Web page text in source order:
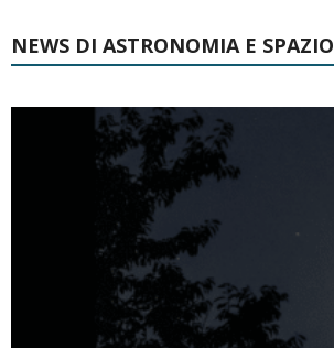
NEWS DI ASTRONOMIA E SPAZIO